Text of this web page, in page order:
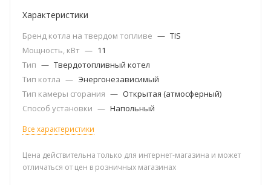
Характеристики
Бренд котла на твердом топливе — TIS
Мощность, кВт — 11
Тип — Твердотопливный котел
Тип котла — Энергонезависимый
Тип камеры сгорания — Открытая (атмосферный)
Способ установки — Напольный
Все характеристики
Цена действительна только для интернет-магазина и может
отличаться от цен в розничных магазинах